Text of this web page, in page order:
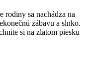
rodiny sa nachádza na
zábavu a slnko.
si na zlatom piesku